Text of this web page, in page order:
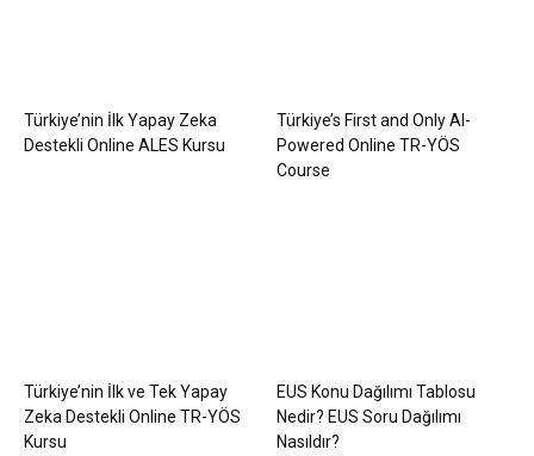
Türkiye’nin İlk Yapay Zeka
Destekli Online ALES Kursu
Türkiye’s First and Only AI-
Powered Online TR-YÖS
Course
Türkiye’nin İlk ve Tek Yapay
Zeka Destekli Online TR-YÖS
Kursu
EUS Konu Dağılımı Tablosu
Nedir? EUS Soru Dağılımı
Nasıldır?